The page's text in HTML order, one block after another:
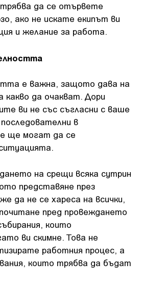
да се отървете
ако не искате екипът ви
и желание за работа.
е важна, защото дава на
какво да очакват. Дори
ви не със съгласни с ваше
в
ще могат да се
на срещи всяка сутрин
представяне през
да не се хареса на всички,
пред провеждането
които
ви скимне. Това не
работния процес, а
които трябва да бъдат